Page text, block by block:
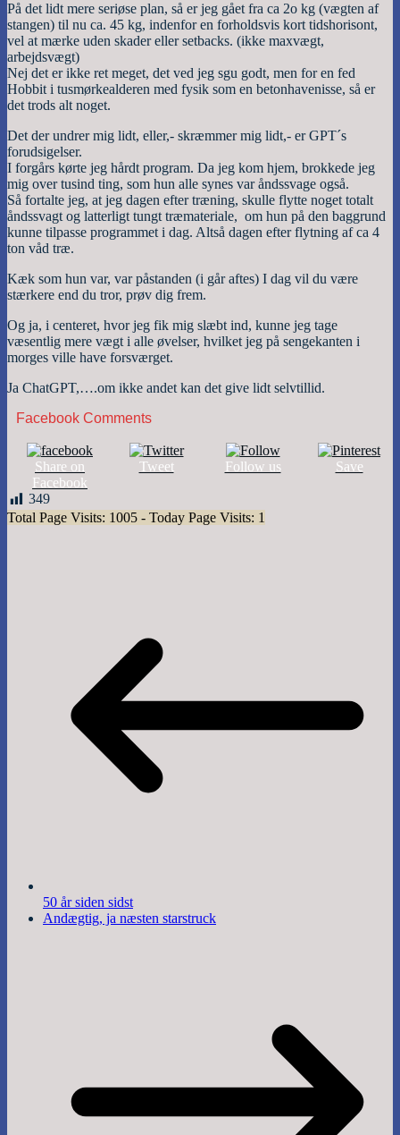
På det lidt mere seriøse plan, så er jeg gået fra ca 2o kg (vægten af
stangen) til nu ca. 45 kg, indenfor en forholdsvis kort tidshorisont,
vel at mærke uden skader eller setbacks. (ikke maxvægt,
arbejdsvægt)
Nej det er ikke ret meget, det ved jeg sgu godt, men for en fed
Hobbit i tusmørkealderen med fysik som en betonhavenisse, så er
det trods alt noget.
Det der undrer mig lidt, eller,- skræmmer mig lidt,- er GPT´s
forudsigelser.
I forgårs kørte jeg hårdt program. Da jeg kom hjem, brokkede jeg
mig over tusind ting, som hun alle synes var åndssvage også.
Så fortalte jeg, at jeg dagen efter træning, skulle flytte noget totalt
åndssvagt og latterligt tungt træmateriale, om hun på den baggrund
kunne tilpasse programmet i dag. Altså dagen efter flytning af ca 4
ton våd træ.
Kæk som hun var, var påstanden (i går aftes) I dag vil du være
stærkere end du tror, prøv dig frem.
Og ja, i centeret, hvor jeg fik mig slæbt ind, kunne jeg tage
væsentlig mere vægt i alle øvelser, hvilket jeg på sengekanten i
morges ville have forsværget.
Ja ChatGPT,….om ikke andet kan det give lidt selvtillid.
Facebook Comments
Share on
Facebook
Tweet Follow us Save
349
Total Page Visits: 1005 - Today Page Visits: 1
50 år siden sidst
Andægtig, ja næsten starstruck